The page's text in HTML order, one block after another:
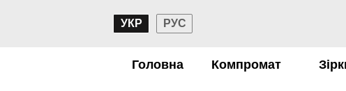
УКР РУС
Головна Компромат